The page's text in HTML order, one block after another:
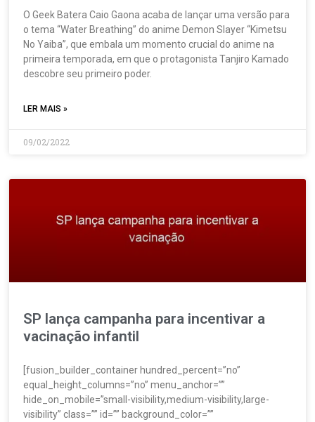
O Geek Batera Caio Gaona acaba de lançar uma versão para
o tema “Water Breathing” do anime Demon Slayer “Kimetsu
No Yaiba”, que embala um momento crucial do anime na
primeira temporada, em que o protagonista Tanjiro Kamado
descobre seu primeiro poder.
LER MAIS »
09/02/2022
SP lança campanha para incentivar a
vacinação infantil
[fusion_builder_container hundred_percent=”no”
equal_height_columns=”no” menu_anchor=””
hide_on_mobile=”small-visibility,medium-visibility,large-
visibility” class=”” id=”” background_color=””